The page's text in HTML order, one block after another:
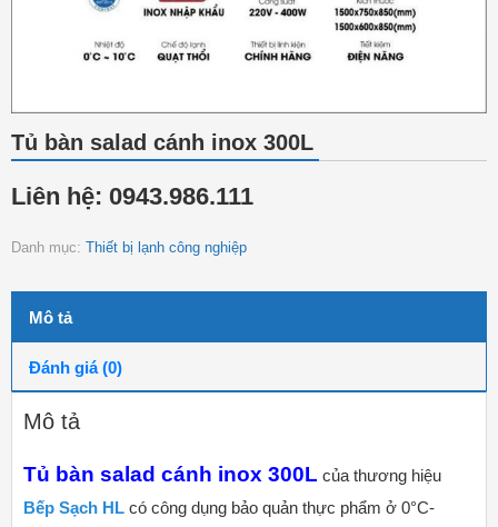
Tủ bàn salad cánh inox 300L
Liên hệ: 0943.986.111
Danh mục: Thiết bị lạnh công nghiệp
Mô tả
Đánh giá (0)
Mô tả
Tủ bàn salad cánh inox 300L của thương hiệu
Bếp Sạch HL có công dụng bảo quản thực phẩm ở 0°C-